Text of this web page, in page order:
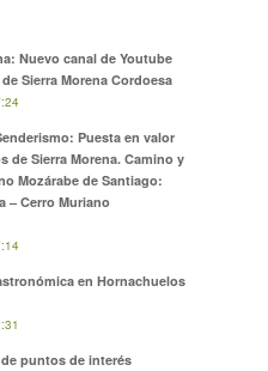
Nuevo canal de Youtube
Sierra Morena Cordoesa
Puesta en valor
de Sierra Morena. Camino y
Mozárabe de Santiago:
– Cerro Muriano
en Hornachuelos
puntos de interés